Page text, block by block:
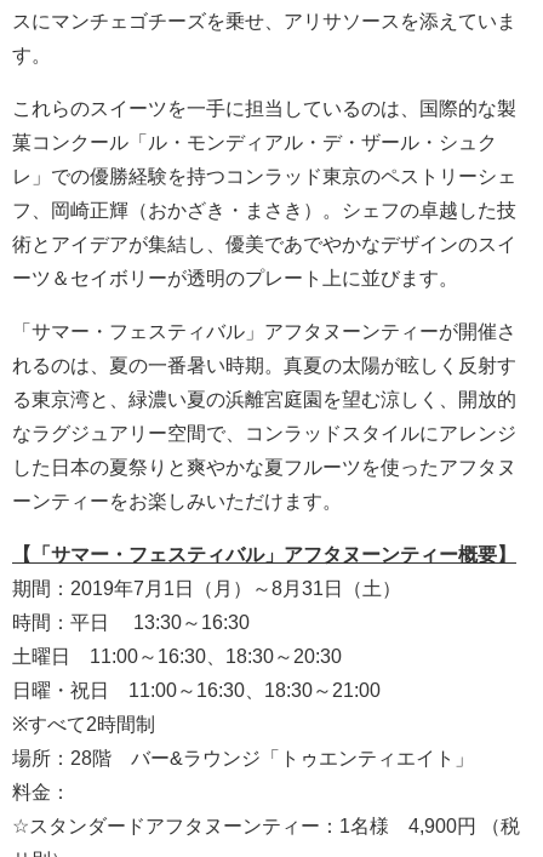
スにマンチェゴチーズを乗せ、アリサソースを添えていま
す。
これらのスイーツを一手に担当しているのは、国際的な製
菓コンクール「ル・モンディアル・デ・ザール・シュク
レ」での優勝経験を持つコンラッド東京のペストリーシェ
フ、岡崎正輝（おかざき・まさき）。シェフの卓越した技
術とアイデアが集結し、優美であでやかなデザインのスイ
ーツ＆セイボリーが透明のプレート上に並びます。
「サマー・フェスティバル」アフタヌーンティーが開催さ
れるのは、夏の一番暑い時期。真夏の太陽が眩しく反射す
る東京湾と、緑濃い夏の浜離宮庭園を望む涼しく、開放的
なラグジュアリー空間で、コンラッドスタイルにアレンジ
した日本の夏祭りと爽やかな夏フルーツを使ったアフタヌ
ーンティーをお楽しみいただけます。
【「サマー・フェスティバル」アフタヌーンティー概要】
期間：2019年7月1日（月）～8月31日（土）
時間：平日 13:30～16:30
土曜日 11:00～16:30、18:30～20:30
日曜・祝日 11:00～16:30、18:30～21:00
※すべて2時間制
場所：28階 バー&ラウンジ「トゥエンティエイト」
料金：
☆スタンダードアフタヌーンティー：1名様 4,900円 （税